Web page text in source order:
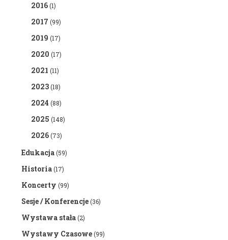
2016(1)
2017 (99)
2019 (17)
2020 (17)
2021 (11)
2023(18)
2024 (88)
2025 (148)
2026(73)
Edukacja(59)
Historia(17)
Koncerty (99)
Sesje / Konferencje(36)
Wystawa stała(2)
Wystawy Czasowe(99)